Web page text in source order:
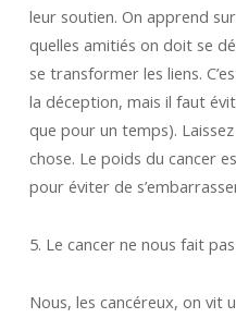
leur soutien. On apprend
quelles amitiés on doit se
se transformer les liens.
la déception, mais il faut
que pour un temps).
chose. Le poids du cancer
pour éviter de
5. Le cancer ne nous fait
Nous, les cancéreux, on vit